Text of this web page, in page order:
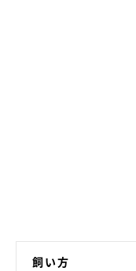
飼い方